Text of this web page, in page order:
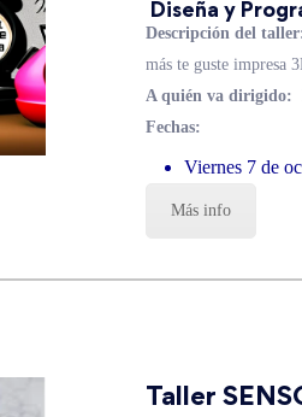
Diseña y
Descripción del
más te guste impresa
A quién va dirigido:
Fechas:
Viernes 7 de
Más info
Taller